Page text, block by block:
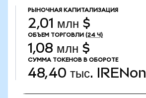
РЫНОЧНАЯ КАПИТАЛИЗАЦИЯ
2,01 млн $
ОБЪЕМ ТОРГОВЛИ (24 Ч)
1,08 млн $
СУММА ТОКЕНОВ В ОБОРОТЕ
48,40 тыс. IRENon